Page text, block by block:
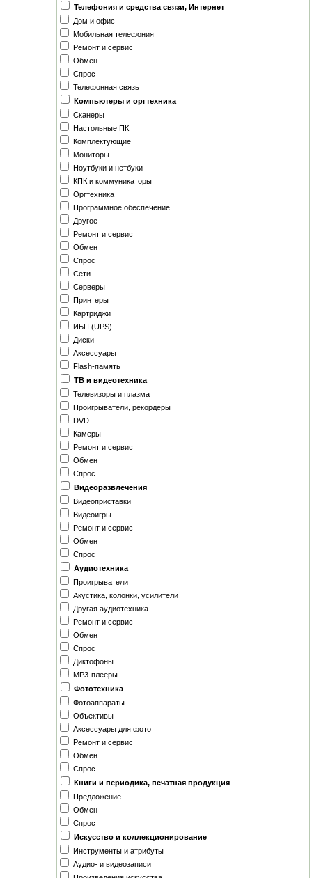
Телефония и средства связи, Интернет
Дом и офис
Мобильная телефония
Ремонт и сервис
Обмен
Спрос
Телефонная связь
Компьютеры и оргтехника
Сканеры
Настольные ПК
Комплектующие
Мониторы
Ноутбуки и нетбуки
КПК и коммуникаторы
Оргтехника
Программное обеспечение
Другое
Ремонт и сервис
Обмен
Спрос
Сети
Серверы
Принтеры
Картриджи
ИБП (UPS)
Диски
Аксессуары
Flash-память
ТВ и видеотехника
Телевизоры и плазма
Проигрыватели, рекордеры
DVD
Камеры
Ремонт и сервис
Обмен
Спрос
Видеоразвлечения
Видеоприставки
Видеоигры
Ремонт и сервис
Обмен
Спрос
Аудиотехника
Проигрыватели
Акустика, колонки, усилители
Другая аудиотехника
Ремонт и сервис
Обмен
Спрос
Диктофоны
MP3-плееры
Фототехника
Фотоаппараты
Объективы
Аксессуары для фото
Ремонт и сервис
Обмен
Спрос
Книги и периодика, печатная продукция
Предложение
Обмен
Спрос
Искусство и коллекционирование
Инструменты и атрибуты
Аудио- и видеозаписи